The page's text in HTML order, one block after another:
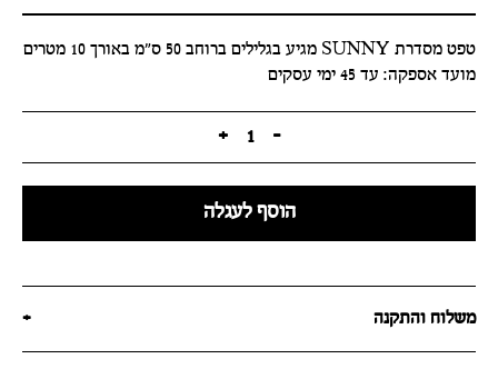
טפט מסדרת SUNNY מגיע בגלילים ברוחב 50 ס"מ באורך 10 מטרים
מועד אספקה: עד 45 ימי עסקים
-
1
+
הוסף לעגלה
משלוח והתקנה +